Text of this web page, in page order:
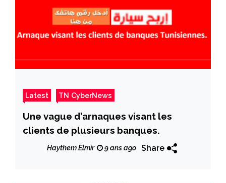
Latest TN CyberNews
Une vague d’arnaques visant les
clients de plusieurs banques.
Haythem Elmir 9 ans ago Share